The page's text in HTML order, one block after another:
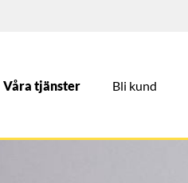
Våra tjänster Bli kund